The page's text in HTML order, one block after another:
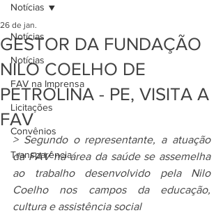
Notícias
Notícias
FAV na Imprensa
Licitações
Convênios
Transparência
Notícias
GESTOR DA FUNDAÇÃO
NILO COELHO DE
PETROLINA - PE, VISITA A
FAV
26 de jan.
> Segundo o representante, a atuação
da FAV na área da saúde se assemelha
ao trabalho desenvolvido pela Nilo
Coelho nos campos da educação,
cultura e assistência social